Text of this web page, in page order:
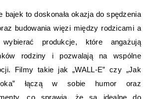
bajek to doskonała okazja do spędzenia
budowania więzi między rodzicami a
produkcje, które angażują
rodziny i pozwalają na wspólne
Filmy takie jak „WALL-E” czy „Jak
łączą w sobie humor oraz
co sprawia, że są idealne do